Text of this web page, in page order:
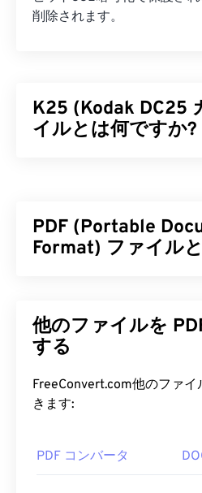
削除されます。
K25 (Kodak DC25
イルとは何ですか?
DC25カメラ専用のファイル
から2000年代にかけて、
K25 ファイルを開
ばいいですか?
K25ファイルを開くにはい
す。どのプラットフォームで
macOS では、PhotoScape X
PDF (Portable
Format) ファイル
的なファイル形式であり、
いるファイル形式の一つです
す。PDFファイルは、どの
ングシステムでも常に同じ外
ばいいですか?
他のファイルを
する
FreeConvert.com他のファ
きます:
PDF コンバータ